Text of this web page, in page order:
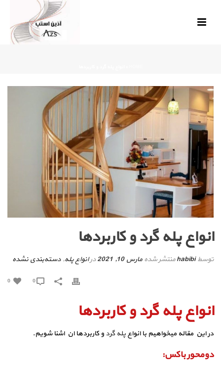
انواع پله گرد و کاربردها
توسطhabibiمنتشر شدهمارس 10, 2021 درانواع پله,دسته‌بندی نشده
0
انواع پله گرد و کاربردها
در این مقاله میخواهیم با انواعپله گردو کاربردها ان اشنا شویم.
دومحور باکس: